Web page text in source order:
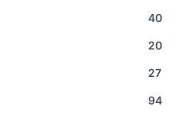
40
20
27
94